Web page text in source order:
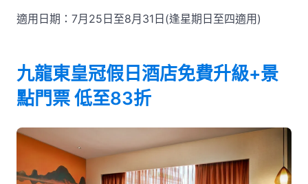
適用日期：7月25日至8月31日(逢星期日至四適用)
九龍東皇冠假日酒店免費升級+景
點門票 低至83折